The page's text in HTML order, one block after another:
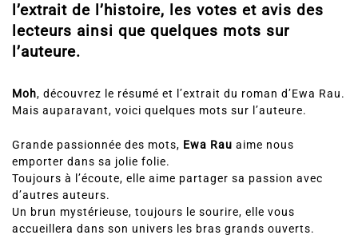
l’extrait de l’histoire, les votes et avis des
lecteurs ainsi que quelques mots sur
l’auteure.
Moh, découvrez le résumé et l’extrait du roman d’Ewa Rau.
Mais auparavant, voici quelques mots sur l’auteure.
Grande passionnée des mots, Ewa Rau aime nous
emporter dans sa jolie folie.
Toujours à l’écoute, elle aime partager sa passion avec
d’autres auteurs.
Un brun mystérieuse, toujours le sourire, elle vous
accueillera dans son univers les bras grands ouverts.